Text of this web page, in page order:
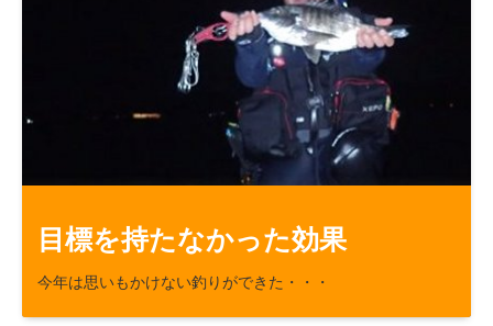
目標を持たなかった効果
今年は思いもかけない釣りができた・・・